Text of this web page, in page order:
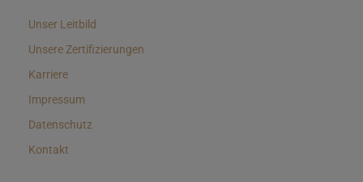
Unser Leitbild
Unsere Zertifizierungen
Karriere
Impressum
Datenschutz
Kontakt